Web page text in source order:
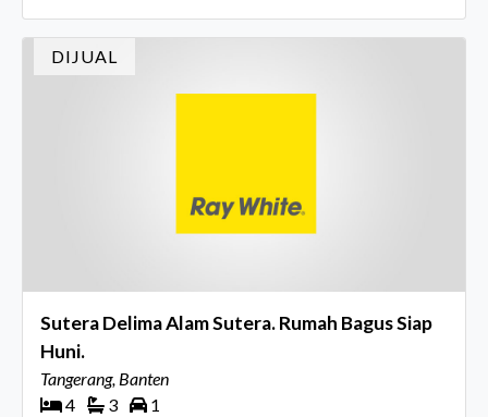
DIJUAL
Sutera Delima Alam Sutera. Rumah Bagus Siap
Huni.
Tangerang, Banten
4
3 1